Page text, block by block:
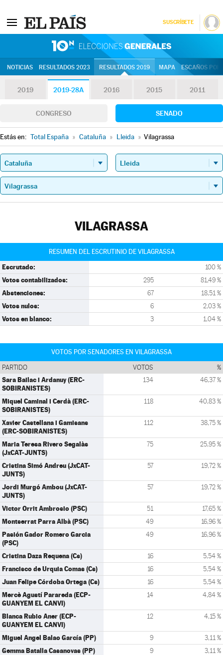
SUSCRÍBETE
NOTICIAS RESULTADOS 2023 RESULTADOS 2019 MAPA ESCAÑOS
2019 2019-28A 2016 2015 2011
CONGRESO SENADO
Estás en: Total España » Cataluña » Lleida » Vilagrassa
VILAGRASSA
RESUMEN DEL ESCRUTINIO DE VILAGRASSA
Escrutado: 100 %
Votos contabilizados: 295 81,49 %
Abstenciones: 67 18,51 %
Votos nulos: 6 2,03 %
Votos en blanco: 3 1,04 %
VOTOS POR SENADORES EN VILAGRASSA
PARTIDO VOTOS %
Sara Bailac i Ardanuy (ERC-
SOBIRANISTES)
134 46,37 %
Miquel Caminal i Cerdà (ERC-
SOBIRANISTES)
118 40,83 %
Xavier Castellana i Gamisans
(ERC-SOBIRANISTES)
112 38,75 %
Maria Teresa Rivero Segalàs
(JxCAT-JUNTS)
75 25,95 %
Cristina Simó Andreu (JxCAT-
JUNTS)
57 19,72 %
Jordi Murgó Ambou (JxCAT-
JUNTS)
57 19,72 %
Victor Orrit Ambrosio (PSC) 51 17,65 %
Montserrat Parra Albà (PSC) 49 16,96 %
Pasión Gador Romero Garcia
(PSC)
49 16,96 %
Cristina Daza Requena (Cs) 16 5,54 %
Francisco de Urquia Comas (Cs) 16 5,54 %
Juan Felipe Córdoba Ortega (Cs) 16 5,54 %
Mercè Agustí Parareda (ECP-
GUANYEM EL CANVI)
14 4,84 %
Blanca Rubio Aner (ECP-
GUANYEM EL CANVI)
12 4,15 %
Miguel Angel Balao García (PP) 9 3,11 %
Gemma Batalla Casanovas (PP) 9 3,11 %